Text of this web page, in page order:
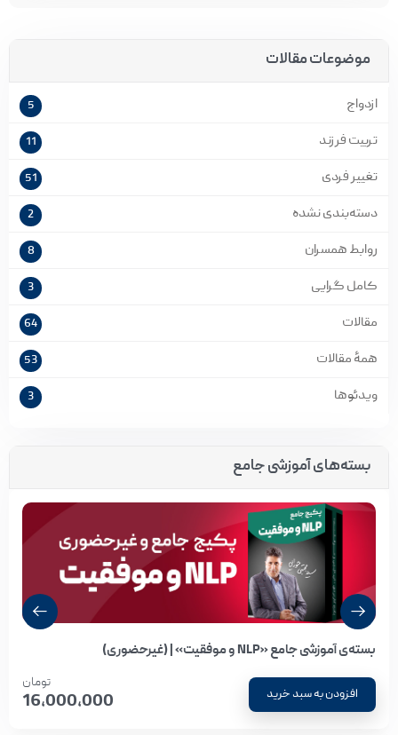
موضوعات مقالات
ازدواج 5
تربیت فرزند 11
تغییر فردی 51
دسته‌بندی نشده 2
روابط همسران 8
کامل گرایی 3
مقالات 64
همۀ مقالات 53
ویدئوها 3
بسته‌های آموزشی جامع
بسته‌ی آموزشی جامع «NLP و موفقیت» | (غیرحضوری)
افزودن به سبد خرید
تومان
16,000,000